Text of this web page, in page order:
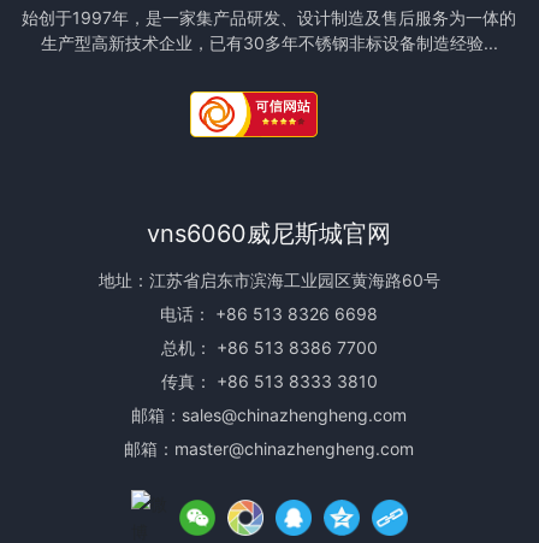
始创于1997年，是一家集产品研发、设计制造及售后服务为一体的
生产型高新技术企业，已有30多年不锈钢非标设备制造经验...
vns6060威尼斯城官网
地址：江苏省启东市滨海工业园区黄海路60号
电话： +86 513 8326 6698
总机： +86 513 8386 7700
传真： +86 513 8333 3810
邮箱： sales@chinazhengheng.com
邮箱： master@chinazhengheng.com